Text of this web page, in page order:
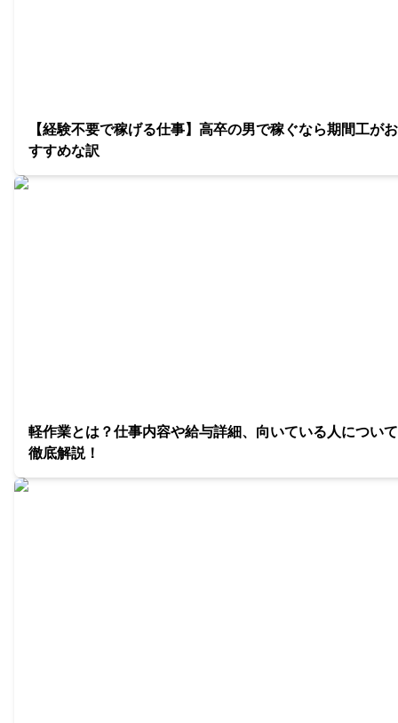
【経験不要で稼げる仕事】高卒の男で稼ぐなら期間工がお
すすめな訳
軽作業とは？仕事内容や給与詳細、向いている人について
徹底解説！